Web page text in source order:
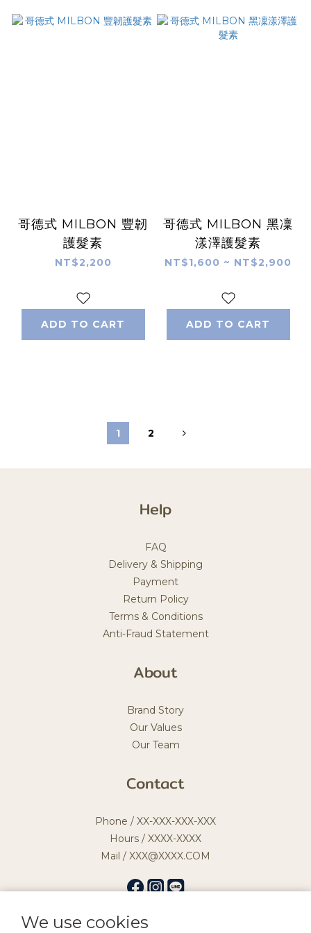
We use cookies
哥德式 MILBON 豐韌
護髮素
NT$2,200
ADD TO CART
哥德式 MILBON 黑凜
漾澤護髮素
NT$1,600 ~ NT$2,900
ADD TO CART
1 2
Help
FAQ
Delivery & Shipping
Payment
Return Policy
Terms & Conditions
Anti-Fraud Statement
About
Brand Story
Our Values
Our Team
Contact
Phone / XX-XXX-XXX-XXX
Hours / XXXX-XXXX
Mail / XXX@XXXX.COM